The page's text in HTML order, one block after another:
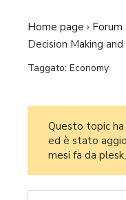
Home page › Forum
Decision Making
Taggato:Economy
Questo topic
ed è stato
mesi fa da